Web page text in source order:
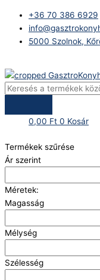
content
+36 70 386 6929
5000 Szolnok,
search
0,00 Ft 0 Kosár
Termékek szűrése
Ár szerint
Méretek:
Magasság
Mélység
Szélesség